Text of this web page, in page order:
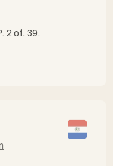
2 of. 39.